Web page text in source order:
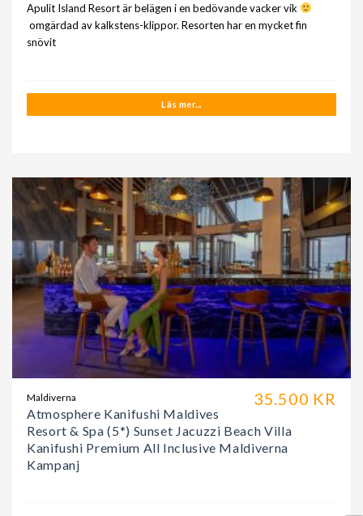
Apulit Island Resort är belägen i en bedövande vacker vik
omgärdad av kalkstens-klippor. Resorten har en mycket fin
snövit
Läs mer...
35.500 KR
Maldiverna
Atmosphere Kanifushi Maldives
Resort & Spa (5*) Sunset Jacuzzi Beach Villa
Kanifushi Premium All Inclusive Maldiverna
Kampanj